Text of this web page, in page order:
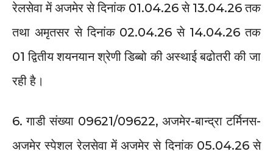
रेलसेवा में अजमेर से दिनांक 01.04.26 से 13.04.26 तक
तथा अमृतसर से दिनांक 02.04.26 से 14.04.26 तक
01 द्वितीय शयनयान श्रेणी डिब्बो की अस्थाई बढोतरी की जा
रही है।
6. गाडी संख्या 09621/09622, अजमेर-बान्द्रा टर्मिनस-
अजमेर स्पेशल रेलसेवा में अजमेर से दिनांक 05.04.26 से